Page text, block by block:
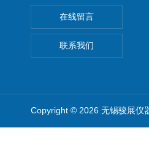
在线留言
联系我们
Copyright © 2026 无锡骏展仪